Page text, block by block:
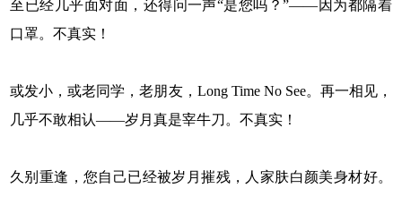
至已经几乎面对面，还得问一声“是您吗？”——因为都隔着
口罩。不真实！
或发小，或老同学，老朋友，Long Time No See。再一相见，
几乎不敢相认——岁月真是宰牛刀。不真实！
久别重逢，您自己已经被岁月摧残，人家肤白颜美身材好。